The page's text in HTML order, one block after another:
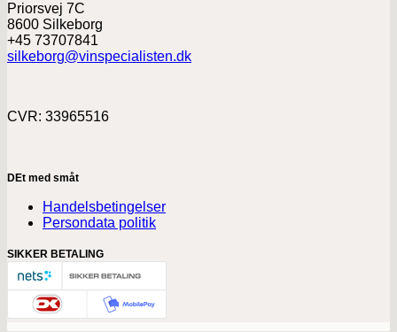
Priorsvej 7C
8600 Silkeborg
+45 73707841
silkeborg@vinspecialisten.dk
CVR: 33965516
DEt med småt
Handelsbetingelser
Persondata politik
SIKKER BETALING